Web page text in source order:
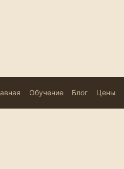
Обучение Блог Цены